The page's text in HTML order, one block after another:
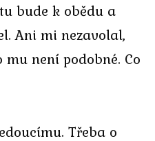
bude k obědu a
Ani mi nezavolal,
není podobné. Co
Třeba o